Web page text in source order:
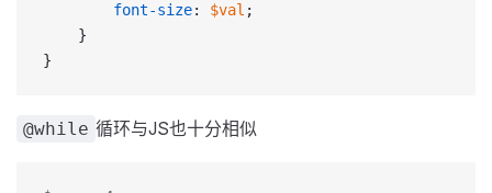
		font-size
: $val ;
	}
}
@while 循环与JS也十分相似